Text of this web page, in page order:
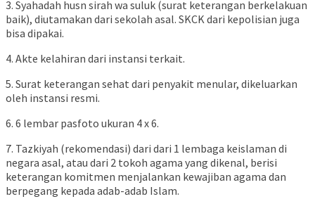
3. Syahadah husn sirah wa suluk (surat keterangan berkelakuan
baik), diutamakan dari sekolah asal. SKCK dari kepolisian juga
bisa dipakai.
4. Akte kelahiran dari instansi terkait.
5. Surat keterangan sehat dari penyakit menular, dikeluarkan
oleh instansi resmi.
6. 6 lembar pasfoto ukuran 4 x 6.
7. Tazkiyah (rekomendasi) dari dari 1 lembaga keislaman di
negara asal, atau dari 2 tokoh agama yang dikenal, berisi
keterangan komitmen menjalankan kewajiban agama dan
berpegang kepada adab-adab Islam.